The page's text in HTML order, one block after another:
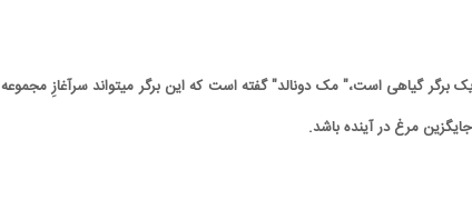
گیاهی است،" مک دونالد" گفته است که این برگر میتواند سرآغازِ مجموعه
مرغ در آینده باشد.